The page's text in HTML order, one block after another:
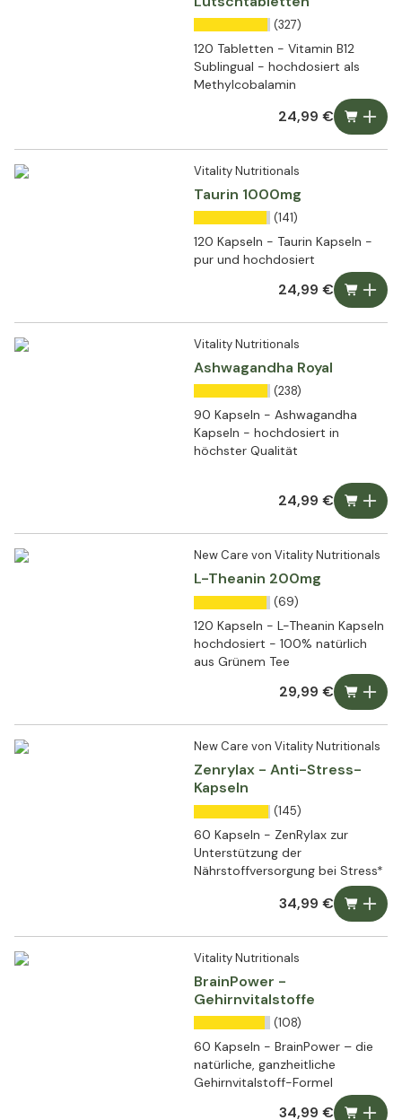
(327)
120 Tabletten - Vitamin B12
Sublingual - hochdosiert als
Methylcobalamin
24,99 €
Vitality Nutritionals
Taurin 1000mg
(141)
120 Kapseln - Taurin Kapseln -
pur und hochdosiert
24,99 €
Vitality Nutritionals
Ashwagandha Royal
(238)
90 Kapseln - Ashwagandha
Kapseln - hochdosiert in
höchster Qualität
24,99 €
New Care von Vitality Nutritionals
L-Theanin 200mg
(69)
120 Kapseln - L-Theanin Kapseln
hochdosiert - 100% natürlich
aus Grünem Tee
29,99 €
New Care von Vitality Nutritionals
Zenrylax - Anti-Stress-
Kapseln
(145)
60 Kapseln - ZenRylax zur
Unterstützung der
Nährstoffversorgung bei Stress*
34,99 €
Vitality Nutritionals
BrainPower -
Gehirnvitalstoffe
(108)
60 Kapseln - BrainPower – die
natürliche, ganzheitliche
Gehirnvitalstoff-Formel
34,99 €